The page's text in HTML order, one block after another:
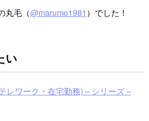
丸毛（@marumo1981 ）でした！
い
レワーク・在宅勤務) – シリーズ –